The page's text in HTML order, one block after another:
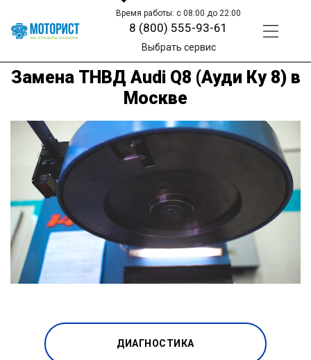
Время работы: с 08:00 до 22:00
8 (800) 555-93-61
Выбрать сервис
Замена ТНВД Audi Q8 (Ауди Ку 8) в
Москве
ДИАГНОСТИКА